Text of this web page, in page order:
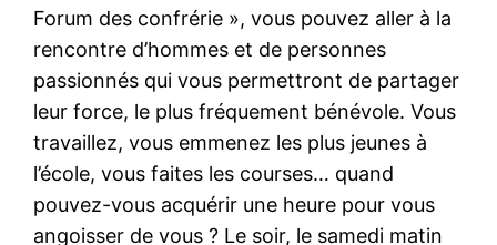
Forum des confrérie », vous pouvez aller à la
rencontre d’hommes et de personnes
passionnés qui vous permettront de partager
leur force, le plus fréquement bénévole. Vous
travaillez, vous emmenez les plus jeunes à
l’école, vous faites les courses… quand
pouvez-vous acquérir une heure pour vous
angoisser de vous ? Le soir, le samedi matin